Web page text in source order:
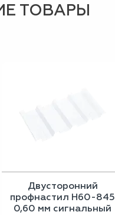
ТОВАРЫ
Двусторонний
профнастил Н60-845
0,60 мм сигнальный